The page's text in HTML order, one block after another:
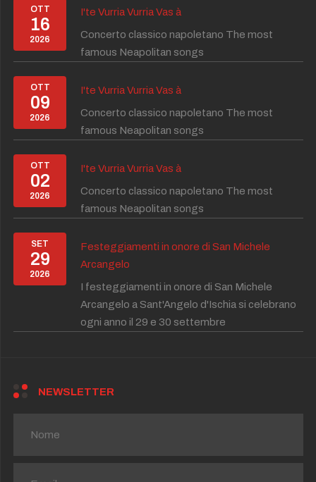
OTT
16
2026
I'te Vurria Vurria Vas à
Concerto classico napoletano The most
famous Neapolitan songs
OTT
09
2026
I'te Vurria Vurria Vas à
Concerto classico napoletano The most
famous Neapolitan songs
OTT
02
2026
I'te Vurria Vurria Vas à
Concerto classico napoletano The most
famous Neapolitan songs
SET
29
2026
Festeggiamenti in onore di San Michele
Arcangelo
I festeggiamenti in onore di San Michele
Arcangelo a Sant'Angelo d'Ischia si celebrano
ogni anno il 29 e 30 settembre
NEWSLETTER